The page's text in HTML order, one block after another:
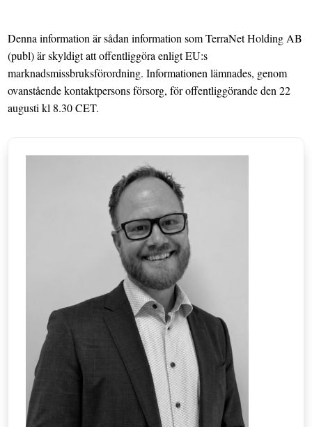
Denna information är sådan information som TerraNet Holding AB
(publ)är skyldigt att offentliggöra enligt EU:s
marknadsmissbruksförordning. Informationen lämnades, genom
ovanstående kontaktpersons försorg, för offentliggörande den 22
augusti kl 8.30 CET.